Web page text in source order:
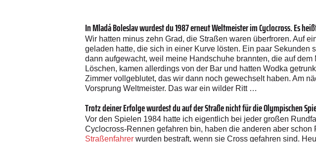
In Mladá Boleslav wurdest du 1987 erneut Weltmeister im Cyclocross. Es
Wir hatten minus zehn Grad, die Straßen waren überfroren. Auf
geladen hatte, die sich in einer Kurve lösten. Ein paar
dann aufgewacht, weil meine Handschuhe brannten, die auf
Löschen, kamen allerdings von der Bar und hatten Wodka
Zimmer vollgeblutet, das wir dann noch gewechselt haben. Am
Vorsprung Weltmeister. Das war ein wilder Ritt …
Trotz deiner Erfolge wurdest du auf der Straße nicht für die Olympischen
Vor den Spielen 1984 hatte ich eigentlich bei jeder großen
Cyclocross-Rennen gefahren bin, haben die anderen aber
Straßenfahrer wurden bestraft, wenn sie Cross gefahren sind.